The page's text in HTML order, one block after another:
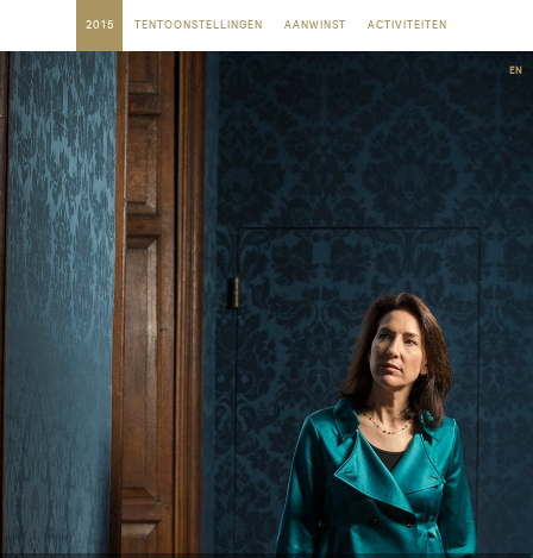
2015 TENTOONSTELLINGEN AANWINST ACTIVITEITEN
EN